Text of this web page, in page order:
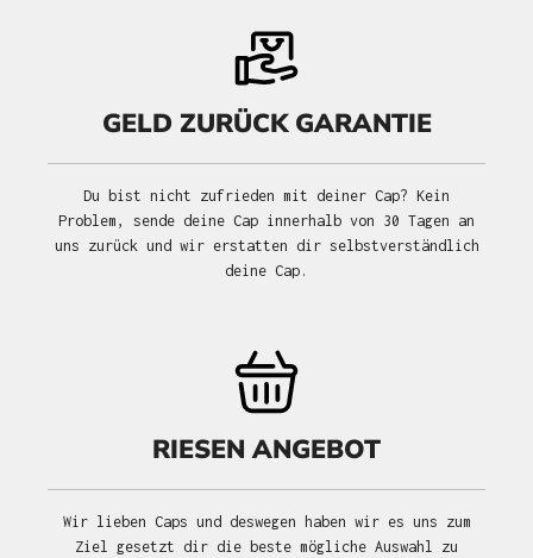
GELD ZURÜCK GARANTIE
Du bist nicht zufrieden mit deiner Cap? Kein
Problem, sende deine Cap innerhalb von 30 Tagen an
uns zurück und wir erstatten dir selbstverständlich
deine Cap.
RIESEN ANGEBOT
Wir lieben Caps und deswegen haben wir es uns zum
Ziel gesetzt dir die beste mögliche Auswahl zu